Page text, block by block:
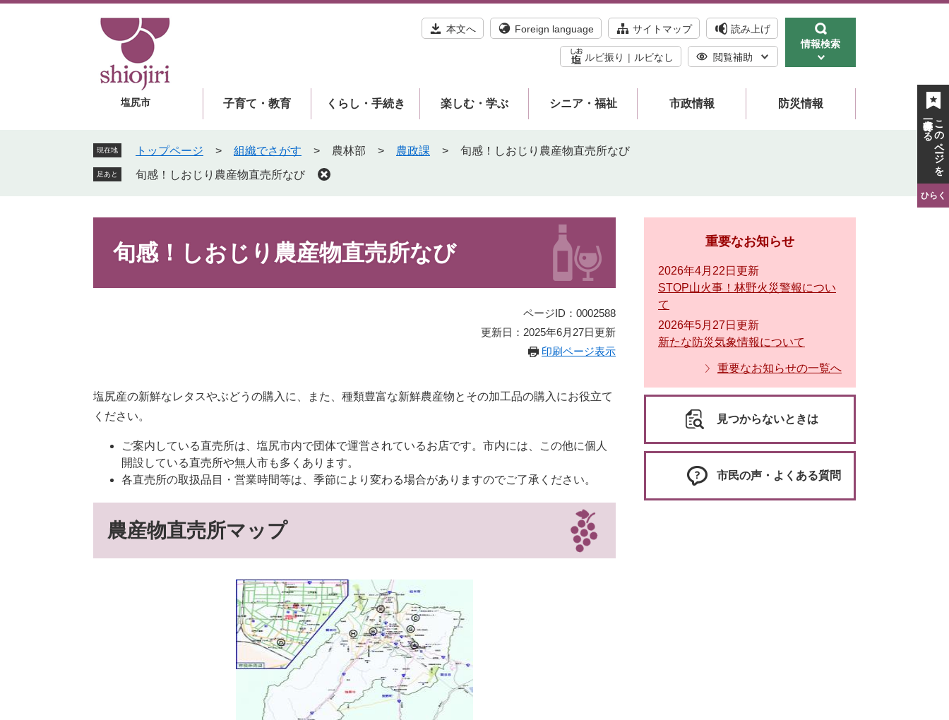
塩尻市
本文へ Foreign language サイトマップ 読み上げ
ルビ振り ルビなし 閲覧補助
情報検索
子育て・教育 くらし・手続き 楽しむ・学ぶ シニア・福祉 市政情報 防災情報
現在地 トップページ > 組織でさがす > 農林部 > 農政課 > 旬感！しおじり農産物直売所なび
足あと 旬感！しおじり農産物直売所なび
旬感！しおじり農産物直売所なび
ページID：0002588
更新日：2025年6月27日更新
印刷ページ表示
塩尻産の新鮮なレタスやぶどうの購入に、また、種類豊富な新鮮農産物とその加工品の購入にお役立て
ください。
ご案内している直売所は、塩尻市内で団体で運営されているお店です。市内には、この他に個人
開設している直売所や無人市も多くあります。
各直売所の取扱品目・営業時間等は、季節により変わる場合がありますのでご了承ください。
農産物直売所マップ
重要なお知らせ
2026年4月22日更新
STOP山火事！林野火災警報につい
て
2026年5月27日更新
新たな防災気象情報について
重要なお知らせの一覧へ
見つからないときは
市民の声・よくある質問
このページを
一時保存する
ひらく